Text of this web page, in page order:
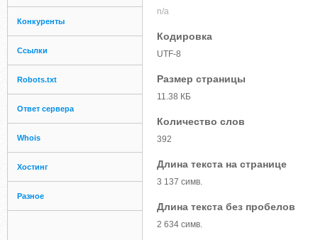
Конкуренты
Ссылки
Robots.txt
Ответ сервера
Whois
Хостинг
Разное
n/a
Кодировка
UTF-8
Размер страницы
11.38 КБ
Количество слов
392
Длина текста на странице
3 137 симв.
Длина текста без пробелов
2 634 симв.